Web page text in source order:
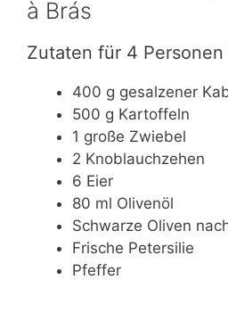
à Brás
Zutaten für 4 Personen
400 g gesalzener
500 g Kartoffeln
1 große Zwiebel
2 Knoblauchzehen
6 Eier
80 ml Olivenöl
Schwarze Oliven
Frische Petersilie
Pfeffer